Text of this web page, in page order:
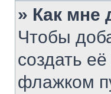
» Как мне
Чтобы
создать
флажком